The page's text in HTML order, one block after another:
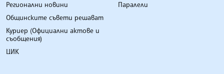
Регионални новини
Общинските съвети решават
Куриер (Официални актове и
съобщения)
ЦИК
Паралели